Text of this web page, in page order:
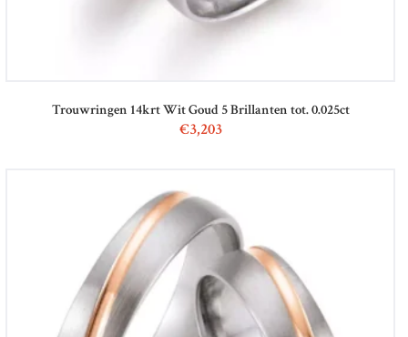
Trouwringen 14krt Wit Goud 5 Brillanten tot. 0.025ct
€3,203